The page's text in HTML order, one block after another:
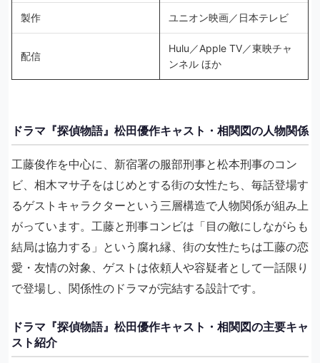
製作 ユニオン映画／日本テレビ
配信
Hulu／Apple TV／東映チャ
ンネル ほか
ドラマ『探偵物語』松田優作キャスト・相関図の人物関係
工藤俊作を中心に、新宿署の服部刑事と松本刑事のコン
ビ、相木マサ子をはじめとする街の女性たち、毎話登場す
るゲストキャラクターという三層構造で人物関係が組み上
がっています。工藤と刑事コンビは「目の敵にしながらも
結局は協力する」という腐れ縁、街の女性たちは工藤の恋
愛・友情の対象、ゲストは依頼人や容疑者として一話限り
で登場し、関係性のドラマが完結する設計です。
ドラマ『探偵物語』松田優作キャスト・相関図の主要キャ
スト紹介